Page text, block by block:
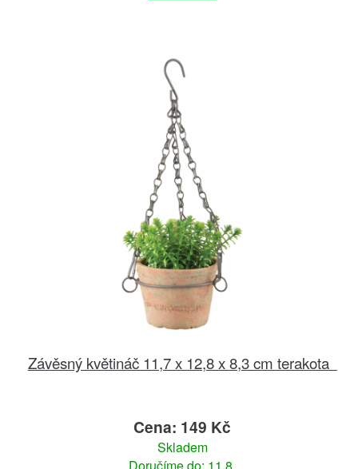
Závěsný květináč 11,7 x 12,8 x 8,3 cm terakota
Cena: 149 Kč
Skladem